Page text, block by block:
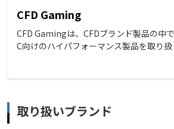
CFD Gaming
CFD Gamingは、CFDブランド製品の中
C向けのハイパフォーマンス製品を取り扱
取り扱いブランド